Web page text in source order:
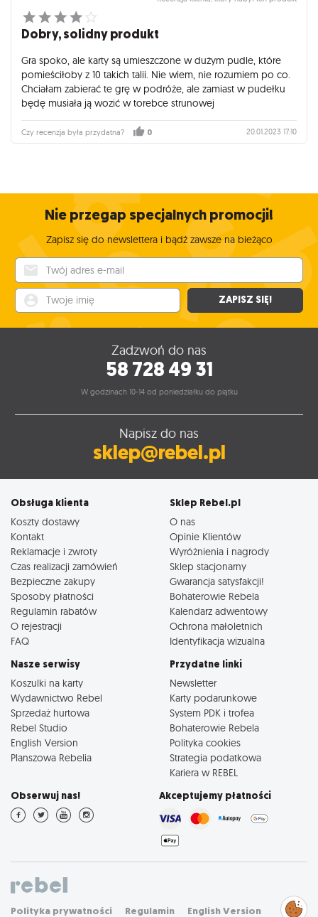
Dobry, solidny produkt
Gra spoko, ale karty są umieszczone w dużym pudle, które
pomieściłoby z 10 takich talii. Nie wiem, nie rozumiem po co.
Chciałam zabierać te grę w podróże, ale zamiast w pudełku
będę musiała ją wozić w torebce strunowej
Czy recenzja była przydatna? 0 20.01.2023 17:10
Nie przegap specjalnych promocji!
Zapisz się do newslettera i bądź zawsze na bieżąco
ZAPISZ SIĘ!
Zadzwoń do nas
58 728 49 31
W godzinach 10-14 od poniedziałku do piątku
Napisz do nas
sklep@rebel.pl
Obsługa klienta
Koszty dostawy
Kontakt
Reklamacje i zwroty
Czas realizacji zamówień
Bezpieczne zakupy
Sposoby płatności
Regulamin rabatów
O rejestracji
FAQ
Sklep Rebel.pl
O nas
Opinie Klientów
Wyróżnienia i nagrody
Sklep stacjonarny
Gwarancja satysfakcji!
Bohaterowie Rebela
Kalendarz adwentowy
Ochrona małoletnich
Identyfikacja wizualna
Nasze serwisy
Koszulki na karty
Wydawnictwo Rebel
Sprzedaż hurtowa
Rebel Studio
English Version
Planszowa Rebelia
Przydatne linki
Newsletter
Karty podarunkowe
System PDK i trofea
Bohaterowie Rebela
Polityka cookies
Strategia podatkowa
Kariera w REBEL
Obserwuj nas! Akceptujemy płatności
Polityka prywatności Regulamin English Version
Zarządzaj
preferencjami
cookies